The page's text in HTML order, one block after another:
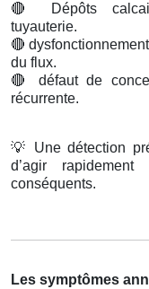
🔴
Dépôts
tuyauterie.
🔴
du flux.
🔴
défaut de
récurrente.
💡
Une détection
d’agir
conséquents.
Les symptômes